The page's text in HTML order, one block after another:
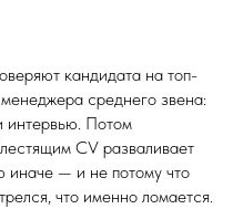
кандидата на топ-
среднего звена:
интервью. Потом
CV разваливает
иначе — и не потому что
что именно ломается.